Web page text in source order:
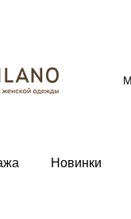
Новинки